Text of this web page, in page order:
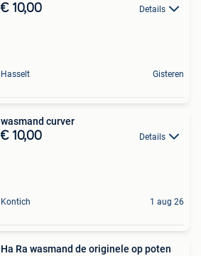
€ 10,00 Details
Hasselt Gisteren
wasmand curver
€ 10,00 Details
Kontich 1 aug 26
Ha Ra wasmand de originele op poten